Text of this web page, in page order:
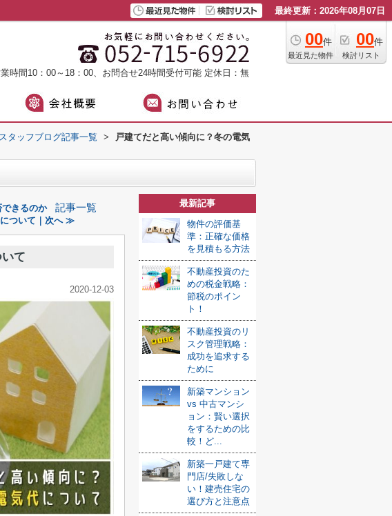
最終更新：2026年08月07日
00件
最近見た物件
00件
検討リスト
時間10：00～18：00、お問合せ24時間受付可能 定休日：無
タッフブログ記事一覧 >
戸建てだと高い傾向に？冬の電気
きるのか 記事一覧
ついて｜次へ ≫
て
2020-12-03
最新記事
物件の評価基
準：正確な価格
を見積もる方法
不動産投資のた
めの税金戦略：
節税のポイン
ト！
不動産投資のリ
スク管理戦略：
成功を追求する
ために
新築マンション
vs 中古マンシ
ョン：賢い選択
をするための比
較！ど...
新築一戸建て専
門店/失敗しな
い！建売住宅の
選び方と注意点